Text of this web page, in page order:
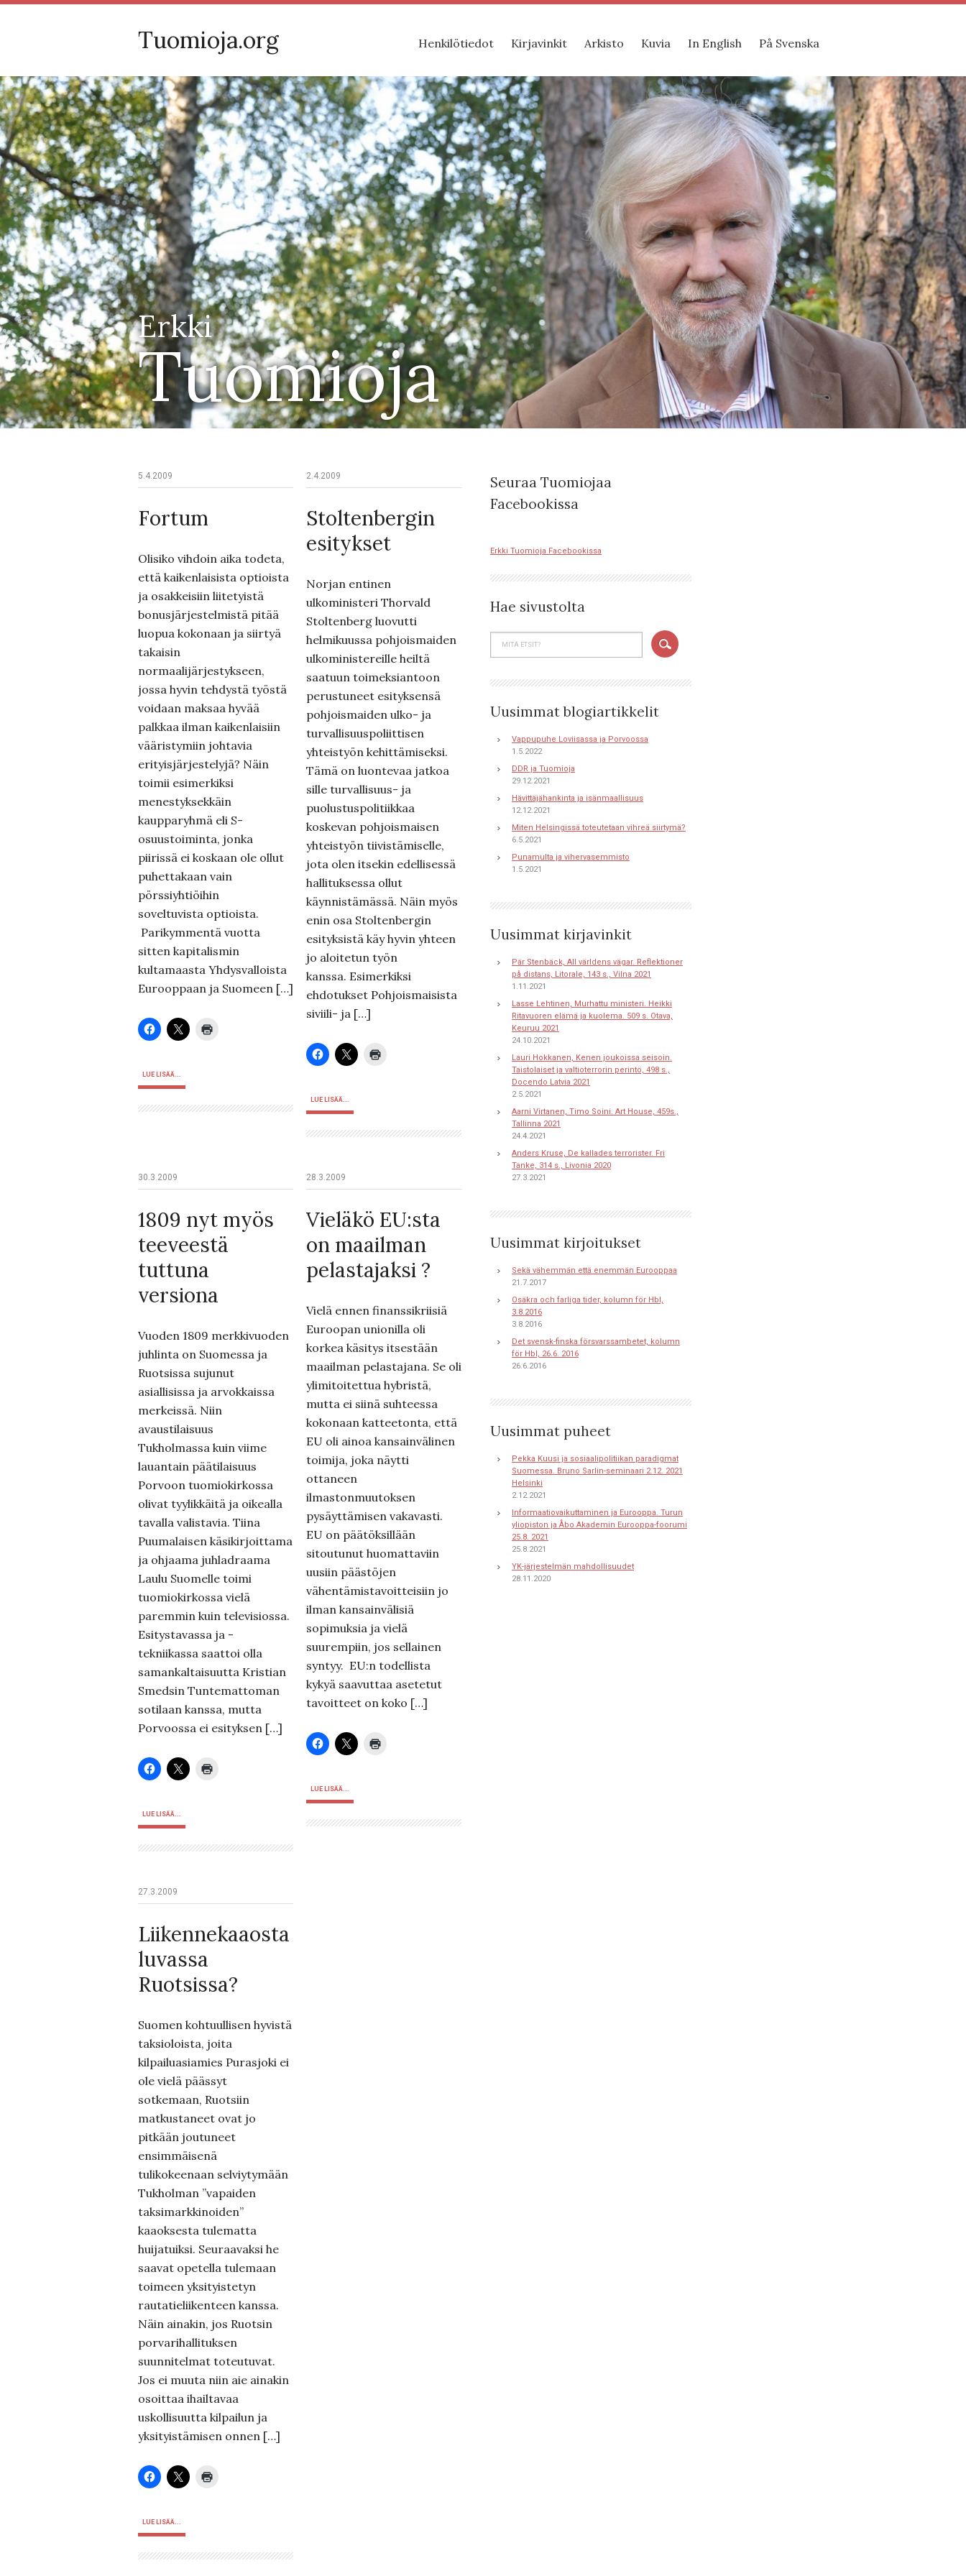
Tuomioja.org Henkilötiedot Kirjavinkit Arkisto Kuvia In English På Svenska
Erkki
Tuomioja
5.4.2009
Fortum
Olisiko vihdoin aika todeta,
että kaikenlaisista optioista
ja osakkeisiin liitetyistä
bonusjärjestelmistä pitää
luopua kokonaan ja siirtyä
takaisin
normaalijärjestykseen,
jossa hyvin tehdystä työstä
voidaan maksaa hyvää
palkkaa ilman kaikenlaisiin
vääristymiin johtavia
erityisjärjestelyjä? Näin
toimii esimerkiksi
menestyksekkäin
kaupparyhmä eli S-
osuustoiminta, jonka
piirissä ei koskaan ole ollut
puhettakaan vain
pörssiyhtiöihin
soveltuvista optioista.
Parikymmentä vuotta
sitten kapitalismin
kultamaasta Yhdysvalloista
Eurooppaan ja Suomeen […]
LUE LISÄÄ...
2.4.2009
Stoltenbergin
esitykset
Norjan entinen
ulkoministeri Thorvald
Stoltenberg luovutti
helmikuussa pohjoismaiden
ulkoministereille heiltä
saatuun toimeksiantoon
perustuneet esityksensä
pohjoismaiden ulko- ja
turvallisuuspoliittisen
yhteistyön kehittämiseksi.
Tämä on luontevaa jatkoa
sille turvallisuus- ja
puolustuspolitiikkaa
koskevan pohjoismaisen
yhteistyön tiivistämiselle,
jota olen itsekin edellisessä
hallituksessa ollut
käynnistämässä. Näin myös
enin osa Stoltenbergin
esityksistä käy hyvin yhteen
jo aloitetun työn
kanssa. Esimerkiksi
ehdotukset Pohjoismaisista
siviili- ja […]
LUE LISÄÄ...
30.3.2009
1809 nyt myös
teeveestä
tuttuna
versiona
Vuoden 1809 merkkivuoden
juhlinta on Suomessa ja
Ruotsissa sujunut
asiallisissa ja arvokkaissa
merkeissä. Niin
avaustilaisuus
Tukholmassa kuin viime
lauantain päätilaisuus
Porvoon tuomiokirkossa
olivat tyylikkäitä ja oikealla
tavalla valistavia. Tiina
Puumalaisen käsikirjoittama
ja ohjaama juhladraama
Laulu Suomelle toimi
tuomiokirkossa vielä
paremmin kuin televisiossa.
Esitystavassa ja -
tekniikassa saattoi olla
samankaltaisuutta Kristian
Smedsin Tuntemattoman
sotilaan kanssa, mutta
Porvoossa ei esityksen […]
LUE LISÄÄ...
28.3.2009
Vieläkö EU:sta
on maailman
pelastajaksi ?
Vielä ennen finanssikriisiä
Euroopan unionilla oli
korkea käsitys itsestään
maailman pelastajana. Se oli
ylimitoitettua hybristä,
mutta ei siinä suhteessa
kokonaan katteetonta, että
EU oli ainoa kansainvälinen
toimija, joka näytti
ottaneen
ilmastonmuutoksen
pysäyttämisen vakavasti.
EU on päätöksillään
sitoutunut huomattaviin
uusiin päästöjen
vähentämistavoitteisiin jo
ilman kansainvälisiä
sopimuksia ja vielä
suurempiin, jos sellainen
syntyy. EU:n todellista
kykyä saavuttaa asetetut
tavoitteet on koko […]
LUE LISÄÄ...
27.3.2009
Liikennekaaosta
luvassa
Ruotsissa?
Suomen kohtuullisen hyvistä
taksioloista, joita
kilpailuasiamies Purasjoki ei
ole vielä päässyt
sotkemaan, Ruotsiin
matkustaneet ovat jo
pitkään joutuneet
ensimmäisenä
tulikokeenaan selviytymään
Tukholman ”vapaiden
taksimarkkinoiden”
kaaoksesta tulematta
huijatuiksi. Seuraavaksi he
saavat opetella tulemaan
toimeen yksityistetyn
rautatieliikenteen kanssa.
Näin ainakin, jos Ruotsin
porvarihallituksen
suunnitelmat toteutuvat.
Jos ei muuta niin aie ainakin
osoittaa ihailtavaa
uskollisuutta kilpailun ja
yksityistämisen onnen […]
LUE LISÄÄ...
Seuraa Tuomiojaa
Facebookissa
Erkki Tuomioja Facebookissa
Hae sivustolta
Uusimmat blogiartikkelit
Vappupuhe Loviisassa ja Porvoossa
1.5.2022
DDR ja Tuomioja
29.12.2021
Hävittäjähankinta ja isänmaallisuus
12.12.2021
Miten Helsingissä toteutetaan vihreä siirtymä?
6.5.2021
Punamulta ja vihervasemmisto
1.5.2021
Uusimmat kirjavinkit
Pär Stenbäck, All världens vägar. Reflektioner
på distans, Litorale, 143 s., Vilna 2021
1.11.2021
Lasse Lehtinen, Murhattu ministeri. Heikki
Ritavuoren elämä ja kuolema. 509 s. Otava,
Keuruu 2021
24.10.2021
Lauri Hokkanen, Kenen joukoissa seisoin.
Taistolaiset ja valtioterrorin perintö, 498 s.,
Docendo Latvia 2021
2.5.2021
Aarni Virtanen, Timo Soini. Art House, 459s.,
Tallinna 2021
24.4.2021
Anders Kruse, De kallades terrorister. Fri
Tanke, 314 s., Livonia 2020
27.3.2021
Uusimmat kirjoitukset
Sekä vähemmän että enemmän Eurooppaa
21.7.2017
Osäkra och farliga tider, kolumn för Hbl,
3.8.2016
3.8.2016
Det svensk-finska försvarssambetet, kolumn
för Hbl, 26.6. 2016
26.6.2016
Uusimmat puheet
Pekka Kuusi ja sosiaalipolitiikan paradigmat
Suomessa. Bruno Sarlin-seminaari 2.12. 2021
Helsinki
2.12.2021
Informaatiovaikuttaminen ja Eurooppa. Turun
yliopiston ja Åbo Akademin Eurooppa-foorumi
25.8. 2021
25.8.2021
YK-järjestelmän mahdollisuudet
28.11.2020